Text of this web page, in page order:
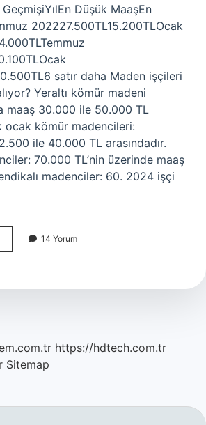
Düşük MaaşEn
202227.500TL15.200TLOcak
satır daha Maden işçileri
Yeraltı kömür madeni
maaş 30.000 ile 50.000 TL
ocak kömür madencileri:
ile 40.000 TL arasındadır.
70.000 TL’nin üzerinde maaş
madenciler: 60. 2024 işçi
Madenciler 14 Yorum
https://hdtech.com.tr
Sitemap